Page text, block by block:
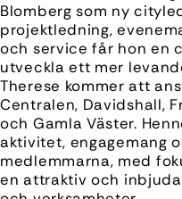
Blomberg som ny
projektledning,
och service får hon en
utveckla ett mer
Therese kommer att
Centralen, Davidshall,
och Gamla Väster.
aktivitet, engagemang
medlemmarna, med
en attraktiv och